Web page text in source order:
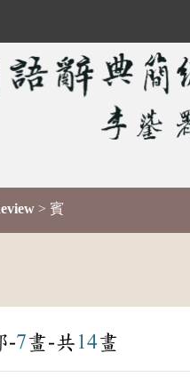
> 賓
-7畫-共 14畫